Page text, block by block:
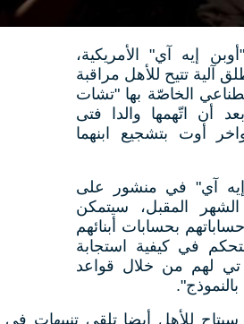
إيه آي" الأمريكية،
آلية تتيح للأهل مراقبة
الخاصّة بها "تشات
أن اتّهمها والدا فتى
أوت بتشجيع ابنهما
إيه آي" في منشور على
الشهر المقبل، سيتمكن
بحسابات أبنائهم
في كيفية استجابة
لهم من خلال قواعد
سيتاح للأهل أيضا تلقي